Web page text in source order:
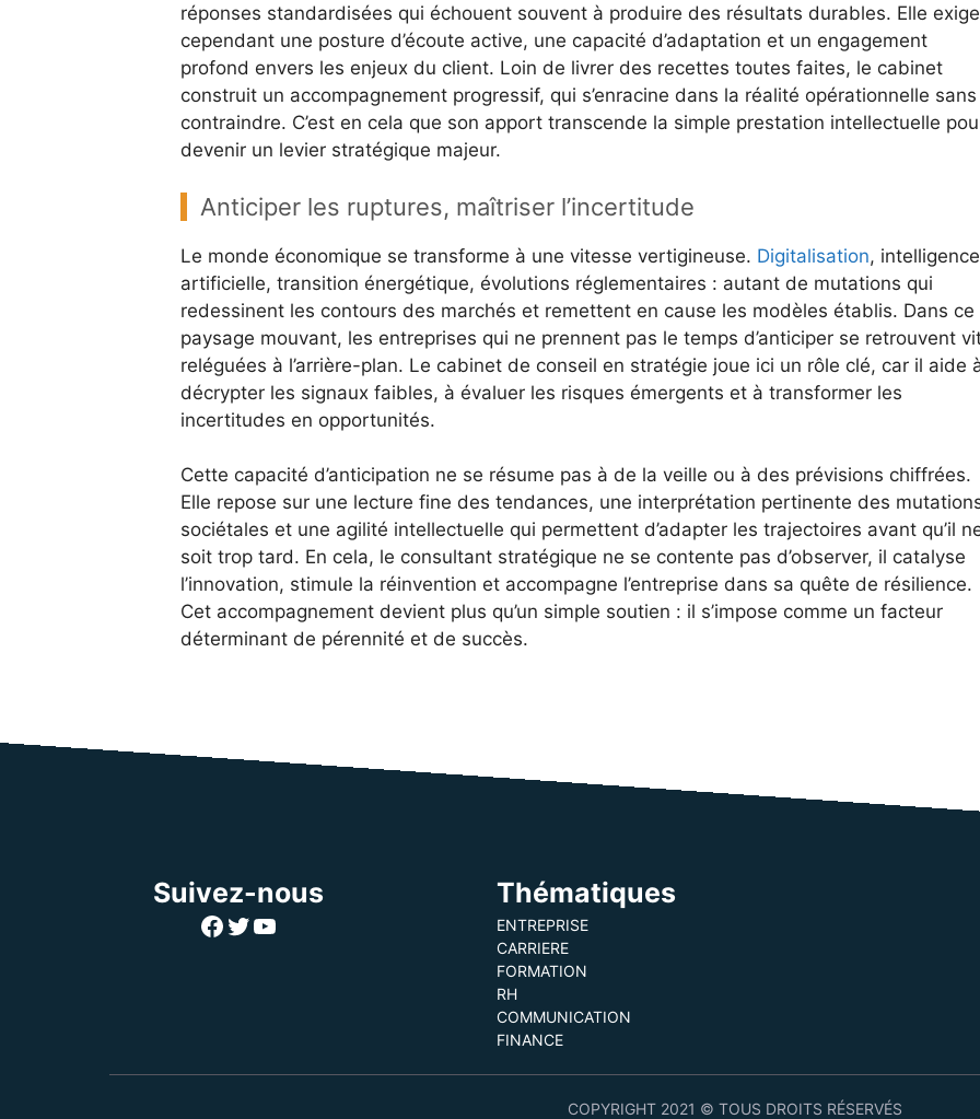
réponses standardisées qui échouent souvent à produire des résultats durables. Elle exige
cependant une posture d’écoute active, une capacité d’adaptation et un engagement
profond envers les enjeux du client. Loin de livrer des recettes toutes faites, le cabinet
construit un accompagnement progressif, qui s’enracine dans la réalité opérationnelle sans
contraindre. C’est en cela que son apport transcende la simple prestation intellectuelle
devenir un levier stratégique majeur.
Anticiper les ruptures, maîtriser l’incertitude
Le monde économique se transforme à une vitesse vertigineuse. Digitalisation, intelligence
artificielle, transition énergétique, évolutions réglementaires : autant de mutations qui
redessinent les contours des marchés et remettent en cause les modèles établis. Dans ce
paysage mouvant, les entreprises qui ne prennent pas le temps d’anticiper se retrouvent
reléguées à l’arrière-plan. Le cabinet de conseil en stratégie joue ici un rôle clé, car il aide
décrypter les signaux faibles, à évaluer les risques émergents et à transformer les
incertitudes en opportunités.
Cette capacité d’anticipation ne se résume pas à de la veille ou à des prévisions chiffrées.
Elle repose sur une lecture fine des tendances, une interprétation pertinente des
sociétales et une agilité intellectuelle qui permettent d’adapter les trajectoires avant qu’il
soit trop tard. En cela, le consultant stratégique ne se contente pas d’observer, il catalyse
l’innovation, stimule la réinvention et accompagne l’entreprise dans sa quête de résilience.
Cet accompagnement devient plus qu’un simple soutien : il s’impose comme un facteur
déterminant de pérennité et de succès.
Suivez-nous
Facebook
Twitter
YouTube
Thématiques
ENTREPRISE
CARRIERE
FORMATION
RH
COMMUNICATION
FINANCE
COPYRIGHT 2021 © TOUS DROITS RÉSERVÉS